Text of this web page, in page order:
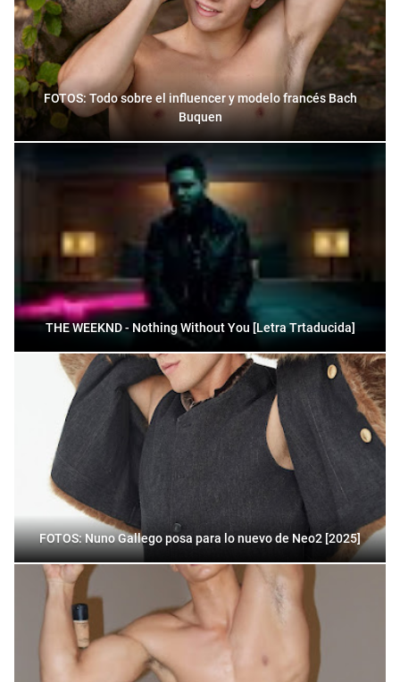
FOTOS: Todo sobre el influencer y modelo francés Bach
Buquen
THE WEEKND - Nothing Without You [Letra Trtaducida]
FOTOS: Nuno Gallego posa para lo nuevo de Neo2 [2025]